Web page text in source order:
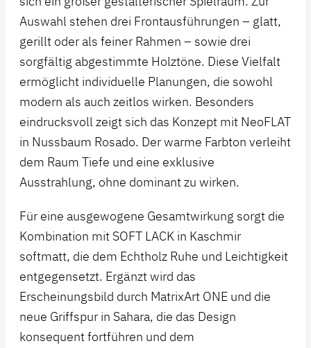
Auswahl stehen drei Frontausführungen – glatt,
gerillt oder als feiner Rahmen – sowie drei
sorgfältig abgestimmte Holztöne. Diese Vielfalt
ermöglicht individuelle Planungen, die sowohl
modern als auch zeitlos wirken. Besonders
eindrucksvoll zeigt sich das Konzept mit NeoFLAT
in Nussbaum Rosado. Der warme Farbton verleiht
dem Raum Tiefe und eine exklusive
Ausstrahlung, ohne dominant zu wirken.
Für eine ausgewogene Gesamtwirkung sorgt die
Kombination mit SOFT LACK in Kaschmir
softmatt, die dem Echtholz Ruhe und Leichtigkeit
entgegensetzt. Ergänzt wird das
Erscheinungsbild durch MatrixArt ONE und die
neue Griffspur in Sahara, die das Design
konsequent fortführen und dem